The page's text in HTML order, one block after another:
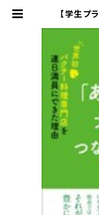
【学生プ
の小さな